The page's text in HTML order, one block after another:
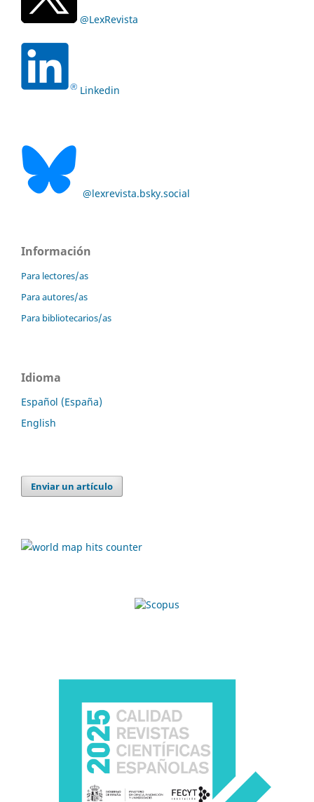
@LexRevista
Linkedin
@lexrevista.bsky.social
Información
Para lectores/as
Para autores/as
Para bibliotecarios/as
Idioma
Español (España)
English
Enviar un artículo